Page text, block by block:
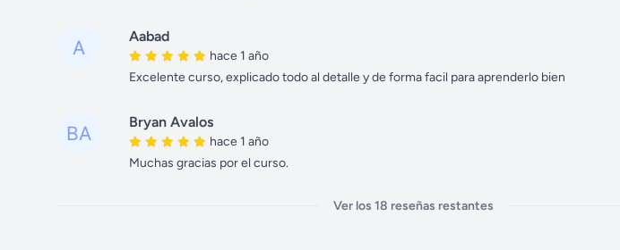
Aabad
hace 1 año
Excelente curso, explicado todo al detalle y de forma facil para aprenderlo bien
Bryan Avalos
hace 1 año
Muchas gracias por el curso.
Ver los 18 reseñas restantes